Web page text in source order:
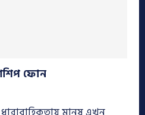
ফোন